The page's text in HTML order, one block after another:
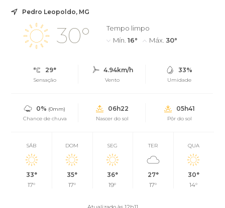
Pedro Leopoldo, MG
30°
Tempo limpo
Mín. 16° Máx. 30°
29°
Sensação
4.94km/h
Vento
33%
Umidade
0% (0mm)
Chance de chuva
06h22
Nascer do sol
05h41
Pôr do sol
SÁB
33°
17°
DOM
35°
17°
SEG
36°
19°
TER
27°
17°
QUA
30°
14°